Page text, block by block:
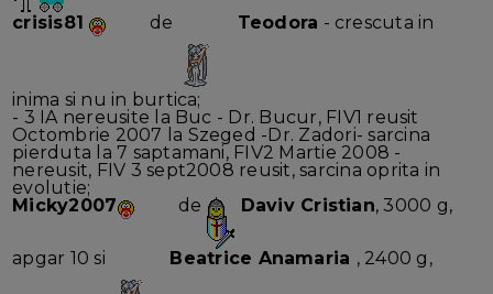
crisis81
de Teodora - crescuta in
inima si nu in burtica;
- 3 IA nereusite la Buc - Dr. Bucur, FIV1 reusit
Octombrie 2007 la Szeged -Dr. Zadori- sarcina
pierduta la 7 saptamani, FIV2 Martie 2008 -
nereusit, FIV 3 sept2008 reusit, sarcina oprita in
evolutie;
Micky2007
de Daviv Cristian, 3000 g,
apgar 10 si Beatrice Anamaria , 2400 g,